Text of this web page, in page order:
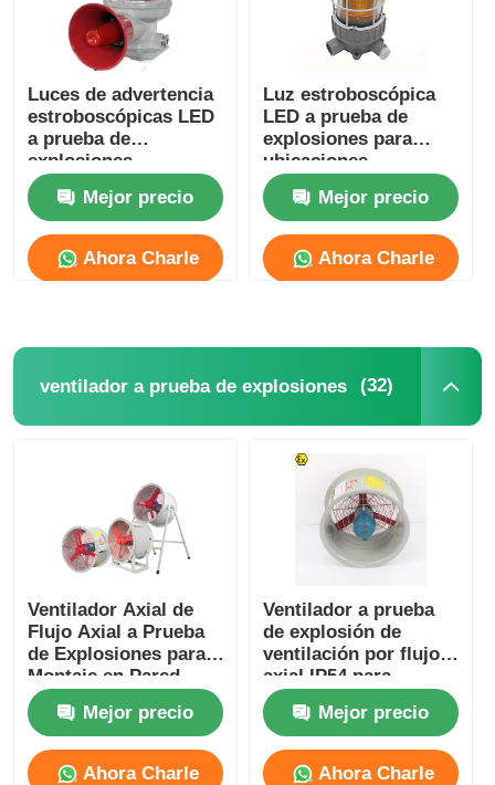
Luces de advertencia
estroboscópicas LED
a prueba de
explosiones
Iluminación de alarma
Mejor precio
Ahora Charle
Luz estroboscópica
LED a prueba de
explosiones para
ubicaciones
peligrosas, alarma de
advertencia de
emergencia
Mejor precio
Ahora Charle
ventilador a prueba de explosiones (32)
Ventilador Axial de
Flujo Axial a Prueba
de Explosiones para
Montaje en Pared
Industrial
Mejor precio
Ahora Charle
Ventilador a prueba
de explosión de
ventilación por flujo
axial IP54 para
plantas de petróleo /
gas / químicas
Mejor precio
Ahora Charle